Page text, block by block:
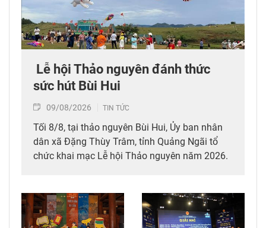
​ Lễ hội Thảo nguyên đánh thức
sức hút Bùi Hui
09/08/2026 TIN TỨC
Tối 8/8, tại thảo nguyên Bùi Hui, Ủy ban nhân
dân xã Đặng Thùy Trâm, tỉnh Quảng Ngãi tổ
chức khai mạc Lễ hội Thảo nguyên năm 2026.